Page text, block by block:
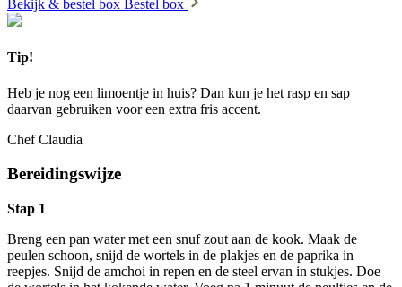
Bekijk & bestel box Bestel box
Tip!
Heb je nog een limoentje in huis? Dan kun je het rasp en sap
daarvan gebruiken voor een extra fris accent.
Chef Claudia
Bereidingswijze
Stap 1
Breng een pan water met een snuf zout aan de kook. Maak de
peulen schoon, snijd de wortels in de plakjes en de paprika in
reepjes. Snijd de amchoi in repen en de steel ervan in stukjes. Doe